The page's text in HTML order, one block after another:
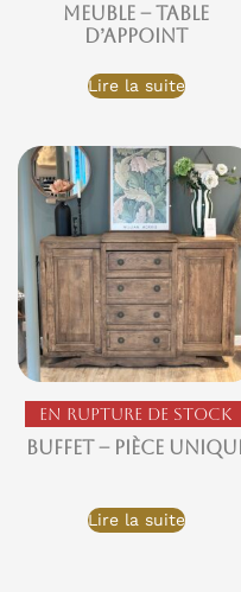
Meuble – Table
d’appoint
Lire la suite
En rupture de stock
Buffet – Pièce
Lire la suite